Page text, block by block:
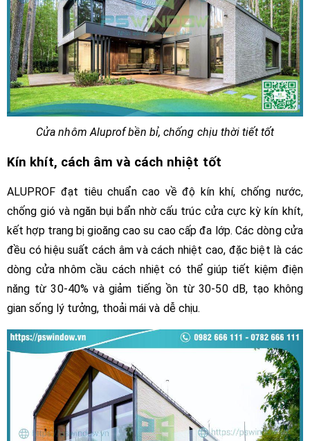
Cửa nhôm Aluprof bền bỉ, chống chịu thời tiết tốt
Kín khít, cách âm và cách nhiệt tốt
ALUPROF đạt tiêu chuẩn cao về độ kín khí, chống nước,
chống gió và ngăn bụi bẩn nhờ cấu trúc cửa cực kỳ kín khít,
kết hợp trang bị gioăng cao su cao cấp đa lớp. Các dòng cửa
đều có hiệu suất cách âm và cách nhiệt cao, đặc biệt là các
dòng cửa nhôm cầu cách nhiệt có thể giúp tiết kiệm điện
năng từ 30-40% và giảm tiếng ồn từ 30-50 dB, tạo không
gian sống lý tưởng, thoải mái và dễ chịu.